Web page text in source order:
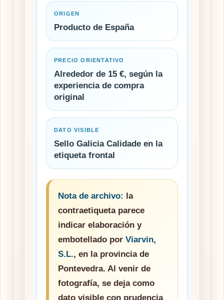
ORIGEN
Producto de España
PRECIO ORIENTATIVO
Alrededor de 15 €, según la
experiencia de compra
original
DATO VISIBLE
Sello Galicia Calidade en la
etiqueta frontal
Nota de archivo: la
contraetiqueta parece
indicar elaboración y
embotellado por Viarvin,
S.L., en la provincia de
Pontevedra. Al venir de
fotografía, se deja como
dato visible con prudencia